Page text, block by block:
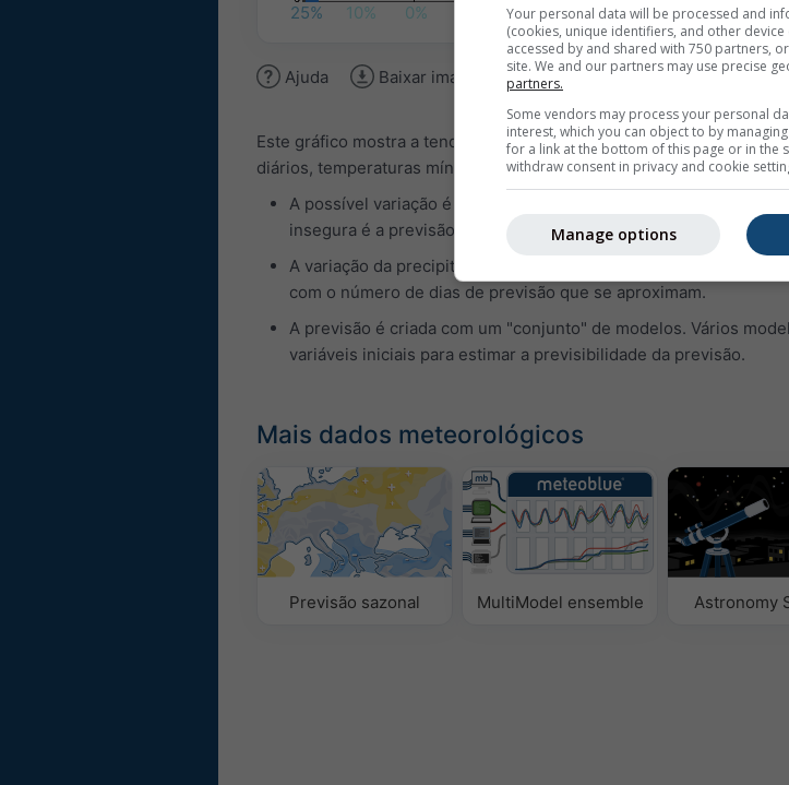
25% 10% 0% 0% 5% 10% 30% 50%
Ajuda Baixar imagem
Este gráfico mostra a tendência do tempo para 14 dias paraRoth
diários, temperaturas mínimas e máximas, quantidade e
A possível variação é colorida no gráfico da temperatura.
insegura é a previsão. A linha grossa representa a tendência
A variação da precipitação é representada com um "T". Estas
com o número de dias de previsão que se aproximam.
A previsão é criada com um "conjunto" de modelos. Vários
variáveis iniciais para estimar a previsibilidade da previsão.
Mais dados meteorológicos
Previsão sazonal MultiModel ensemble Astronomy
Your personal data will be processed and
(cookies, unique identifiers, and other
accessed by and shared with 750 partners,
site. We and our partners may use precise
partners.
Some vendors may process your personal
interest, which you can object to by
for a link at the bottom of this page or in the
withdraw consent in privacy and cookie
Manage options